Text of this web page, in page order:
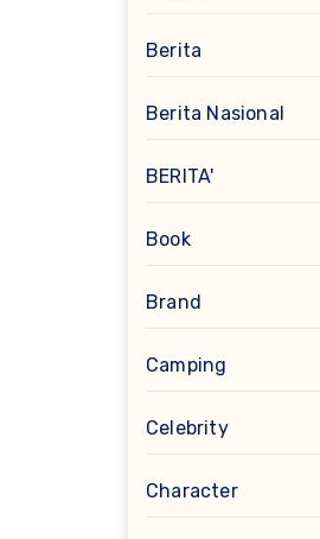
Berita
Berita Nasional
BERITA'
Book
Brand
Camping
Celebrity
Character